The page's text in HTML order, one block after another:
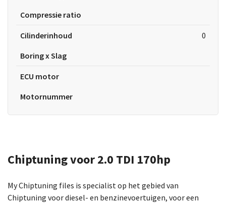
Compressie ratio
Cilinderinhoud
0
Boring x Slag
ECU motor
Motornummer
Chiptuning voor 2.0 TDI 170hp
My Chiptuning files is specialist op het gebied van
Chiptuning voor diesel- en benzinevoertuigen, voor een